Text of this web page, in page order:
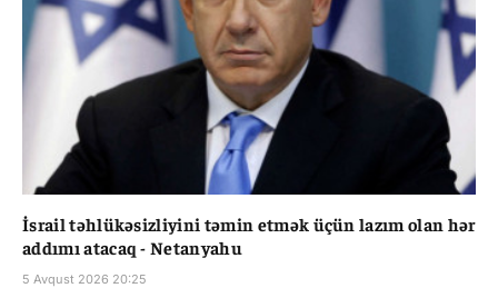
İsrail təhlükəsizliyini təmin etmək üçün lazım olan hər
addımı atacaq - Netanyahu
5 Avqust 2026 20:25